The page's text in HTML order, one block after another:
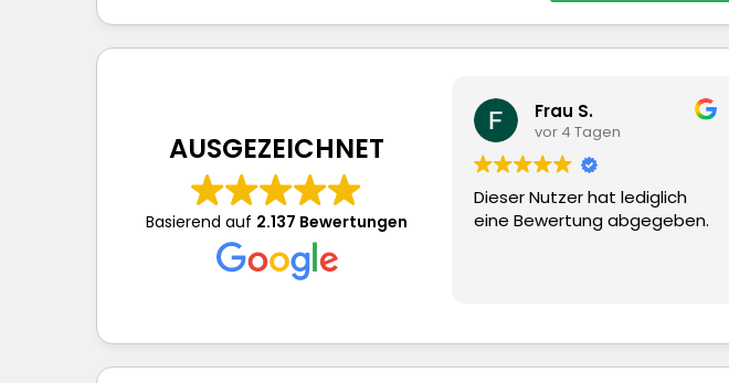
AUSGEZEICHNET
Basierend auf 2.137 Bewertungen
Frau S.
vor 4 Tagen
Dieser Nutzer hat lediglich
eine Bewertung abgegeben.
top